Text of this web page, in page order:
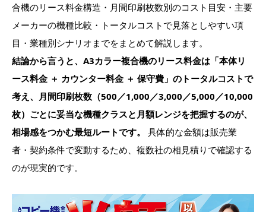
合機のリース料金構造・月間印刷枚数別のコスト目安・主要
メーカーの機種比較・トータルコストで見落としやすい項
目・業種別シナリオまでをまとめて解説します。
結論から言うと、A3カラー複合機のリース料金は「本体リ
ース料金 ＋ カウンター料金 ＋ 保守費」のトータルコストで
考え、月間印刷枚数（500／1,000／3,000／5,000／10,000
枚）ごとに妥当な機種クラスと月額レンジを把握するのが、
相場感をつかむ最短ルートです。
具体的な金額は販売業
者・契約条件で変動するため、複数社の相見積りで確認する
のが現実的です。